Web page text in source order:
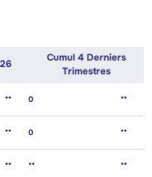
Cumul 4 Derniers
Trimestres
** 0 **
** 0 **
** ** **